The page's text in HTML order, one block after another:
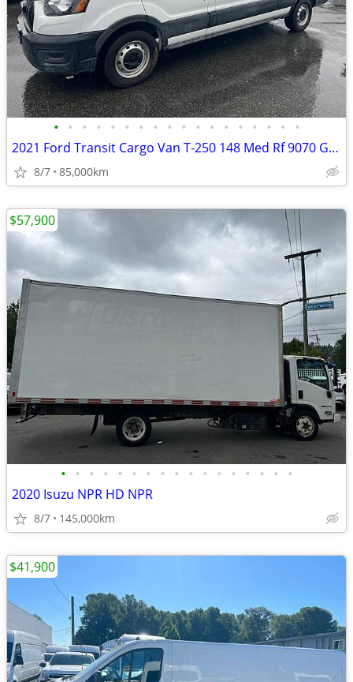
• • • • • • • • • • • • • • • • • •
2021 Ford Transit Cargo Van T-250 148 Med Rf 9070 GVWR RWD
8/7 85,000km
• • • • • • • • • • • • • • • • •
2020 Isuzu NPR HD NPR
8/7 145,000km
$57,900
$41,900